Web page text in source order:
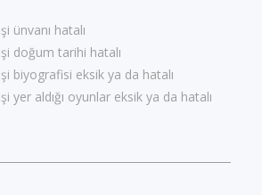
ünvanı hatalı
doğum tarihi hatalı
biyografisi eksik ya da hatalı
yer aldığı oyunlar eksik ya da hatalı